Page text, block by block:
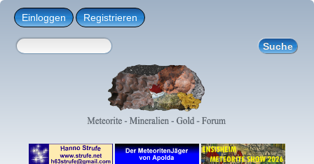
Einloggen Registrieren